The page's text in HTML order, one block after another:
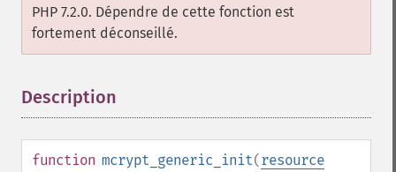
PHP 7.2.0. Dépendre de cette fonction est
fortement déconseillé.
Description
function mcrypt_generic_init(resource